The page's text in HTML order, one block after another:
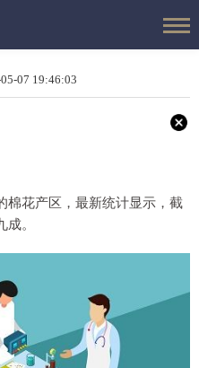
07 19:46:03
棉花产区，最新统计显示，截
。